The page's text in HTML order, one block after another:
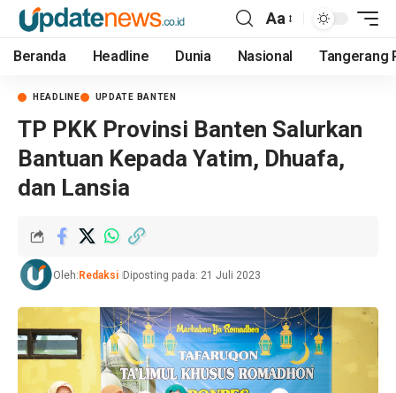
Aa
Beranda Headline Dunia Nasional Tangerang
HEADLINE UPDATE BANTEN
TP PKK Provinsi Banten Salurkan
Bantuan Kepada Yatim, Dhuafa,
dan Lansia
Oleh: Redaksi Diposting pada: 21 Juli 2023